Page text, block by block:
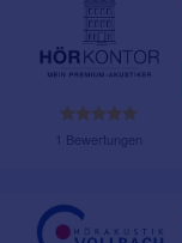
1 Bewertungen